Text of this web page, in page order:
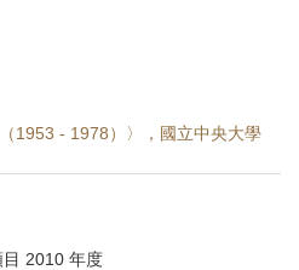
1953 - 1978）〉，國立中央大學
2010 年度